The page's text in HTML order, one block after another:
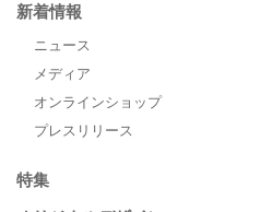
新着情報
ニュース
メディア
オンラインショップ
プレスリリース
特集